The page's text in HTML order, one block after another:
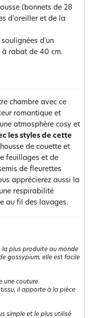
(bonnets de 28
d'oreiller et de la
d'un
à rabat de 40 cm.
chambre avec ce
romantique et
atmosphère cosy et
les styles de cette
de couette et
feuillages et de
de fleurettes
apprécierez aussi la
respirabilité
au fil des lavages.
la plus produite au monde
gossypium, elle est facile
une couture.
il apporte à la pièce
simple et le plus utilisé